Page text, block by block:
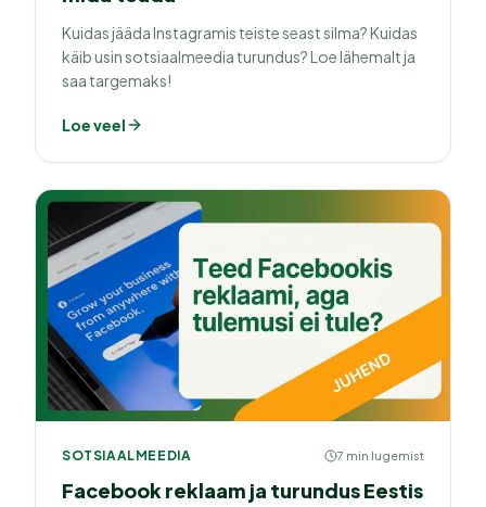
Kuidas jääda Instagramis teiste seast silma? Kuidas
käib usin sotsiaalmeedia turundus? Loe lähemalt ja
saa targemaks!
Loe veel
SOTSIAALMEEDIA 7 min lugemist
Facebook reklaam ja turundus Eestis